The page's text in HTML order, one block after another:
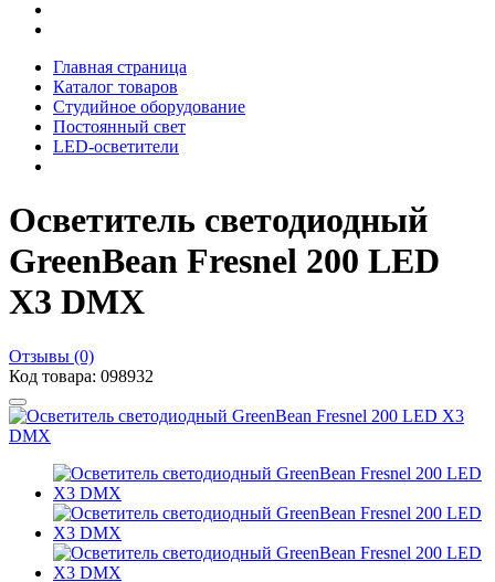
Главная страница
Каталог товаров
Студийное оборудование
Постоянный свет
LED-осветители
Осветитель светодиодный
GreenBean Fresnel 200 LED
X3 DMX
Отзывы (0)
Код товара: 098932